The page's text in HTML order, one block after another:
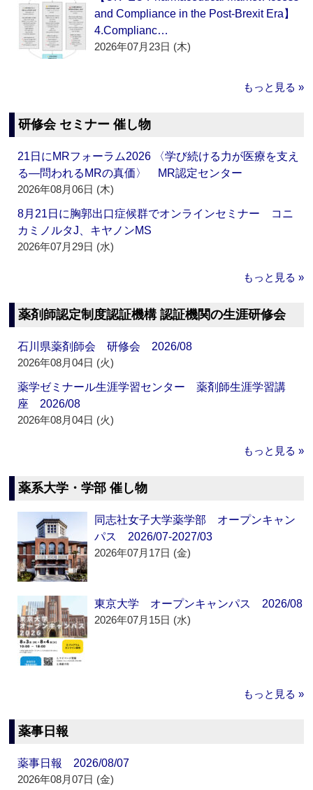
and Compliance in the Post-Brexit Era】
4.Complianc…
2026年07月23日 (木)
もっと見る »
研修会 セミナー 催し物
21日にMRフォーラム2026 〈学び続ける力が医療を支え
る―問われるMRの真価〉 MR認定センター
2026年08月06日 (木)
8月21日に胸郭出口症候群でオンラインセミナー コニ
カミノルタJ、キヤノンMS
2026年07月29日 (水)
もっと見る »
薬剤師認定制度認証機構 認証機関の生涯研修会
石川県薬剤師会 研修会 2026/08
2026年08月04日 (火)
薬学ゼミナール生涯学習センター 薬剤師生涯学習講
座 2026/08
2026年08月04日 (火)
もっと見る »
薬系大学・学部 催し物
同志社女子大学薬学部 オープンキャン
パス 2026/07-2027/03
2026年07月17日 (金)
東京大学 オープンキャンパス 2026/08
2026年07月15日 (水)
もっと見る »
薬事日報
薬事日報 2026/08/07
2026年08月07日 (金)